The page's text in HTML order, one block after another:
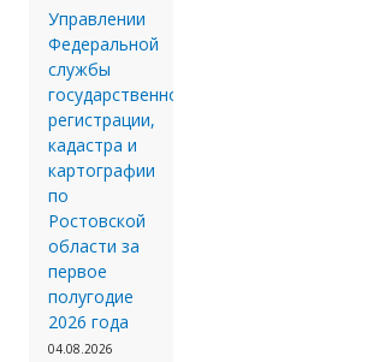
Управлении
Федеральной
службы
государственной
регистрации,
кадастра и
картографии
по
Ростовской
области за
первое
полугодие
2026 года
04.08.2026